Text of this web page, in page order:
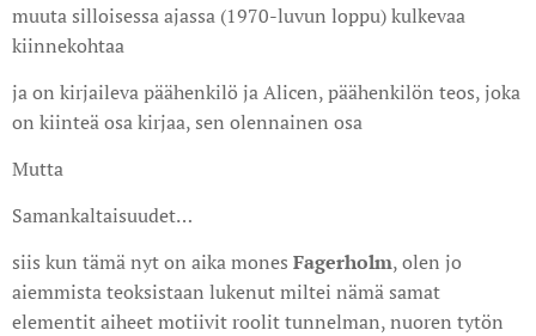
muuta silloisessa ajassa (1970-luvun loppu) kulkevaa
kiinnekohtaa
ja on kirjaileva päähenkilö ja Alicen, päähenkilön teos, joka
on kiinteä osa kirjaa, sen olennainen osa
Mutta
Samankaltaisuudet…
siis kun tämä nyt on aika mones Fagerholm, olen jo
aiemmista teoksistaan lukenut miltei nämä samat
elementit aiheet motiivit roolit tunnelman, nuoren tytön